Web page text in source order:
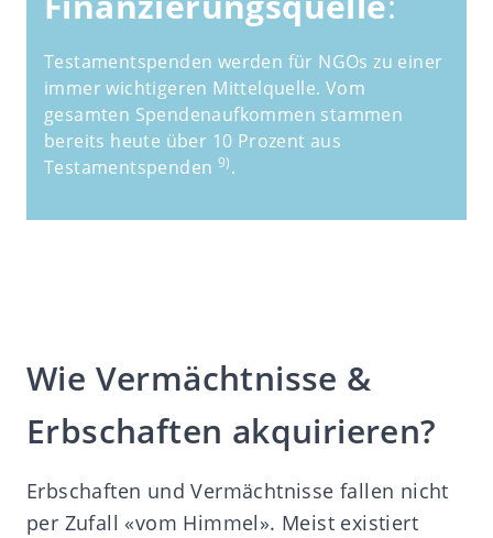
Testamentspenden werden für NGOs zu einer
immer wichtigeren Mittelquelle. Vom
gesamten Spendenaufkommen stammen
bereits heute über 10 Prozent aus
Testamentspenden 9).
Wie Vermächtnisse &
Erbschaften akquirieren?
Erbschaften und Vermächtnisse fallen nicht
per Zufall «vom Himmel». Meist existiert